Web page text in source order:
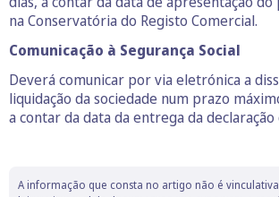
na Conservatória do Registo Comercial.
Comunicação à Segurança Social
Deverá comunicar por via eletrónica a
liquidação da sociedade num prazo
a contar da data da entrega da declaração
A informação que consta no artigo não é